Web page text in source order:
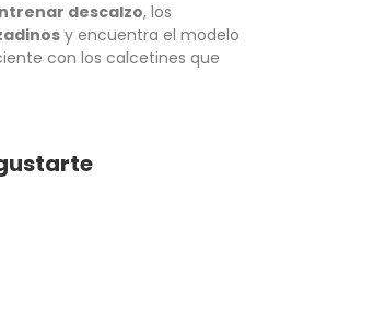
descalzo, los
y encuentra el modelo
con los calcetines que